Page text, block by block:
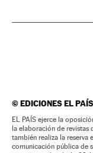
©EDICIONES EL PAÍS
EL PAÍS ejerce la
la elaboración de revistas
también realiza la reserva
comunicación pública de